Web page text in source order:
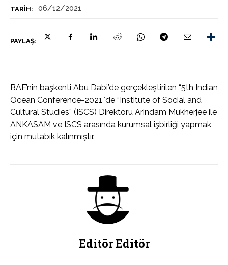
TARIH: 06/12/2021
PAYLAŞ:
BAE’nin başkenti Abu Dabi’de gerçekleştirilen “5th Indian
Ocean Conference-2021″de “Institute of Social and
Cultural Studies” (ISCS) Direktörü Arindam Mukherjee ile
ANKASAM ve ISCS arasında kurumsal işbirliği yapmak
için mutabık kalınmıştır.
Editör Editör